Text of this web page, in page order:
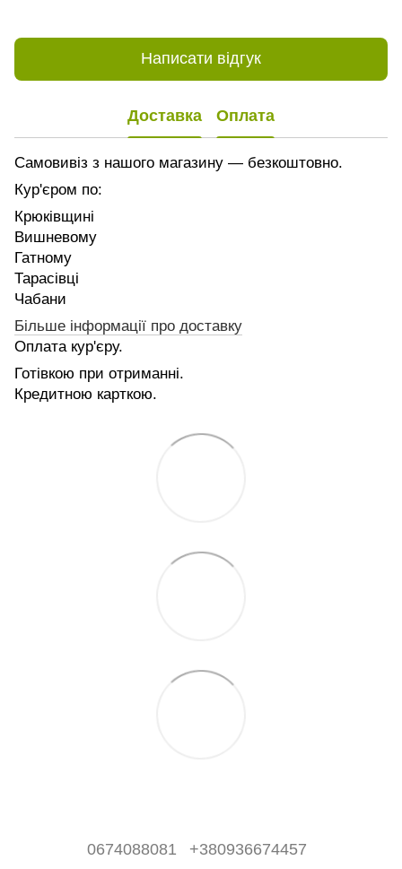
Написати відгук
Доставка Оплата
Самовивіз з нашого магазину — безкоштовно.
Кур'єром по:
Крюківщині
Вишневому
Гатному
Тарасівці
Чабани
Більше інформації про доставку
Оплата кур'єру.
Готівкою при отриманні.
Кредитною карткою.
0674088081 +380936674457